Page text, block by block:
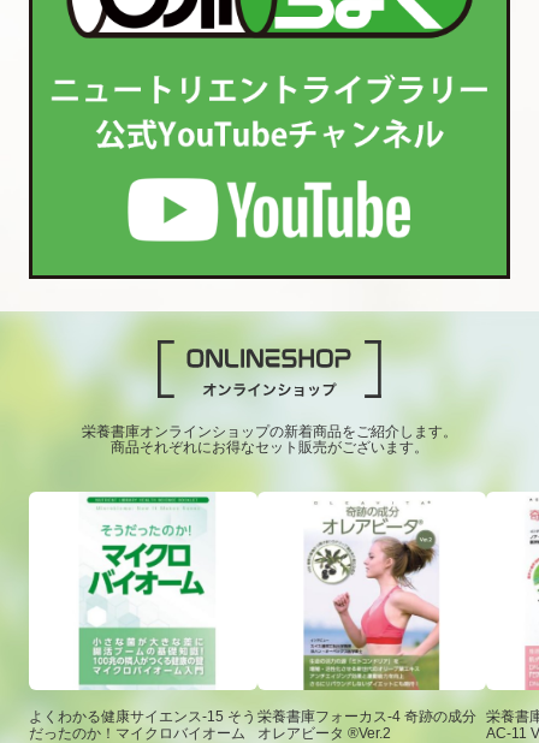
栄養書庫オンラインショップの新着商品をご紹介します。
商品それぞれにお得なセット販売がございます。
よくわかる健康サイエンス-15 そう
だったのか！マイクロバイオーム
栄養書庫フォーカス-4 奇跡の成分
オレアビータ ®Ver.2
栄養書
AC-11